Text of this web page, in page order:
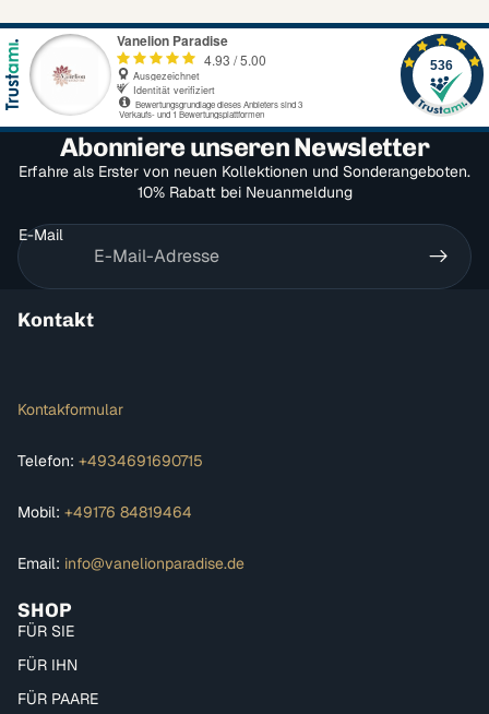
Abonniere unseren Newsletter
Erfahre als Erster von neuen Kollektionen und Sonderangeboten.
10% Rabatt bei Neuanmeldung
E-Mail
Kontakt
Kontakformular
Telefon: +4934691690715
Mobil: +49176 84819464
Email: info@vanelionparadise.de
SHOP
FÜR SIE
FÜR IHN
FÜR PAARE